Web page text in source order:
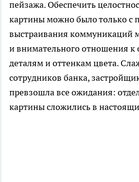
пейзажа. Обеспечить
картины можно было только
выстраивания коммуникаций
и внимательного отношения
деталям и оттенкам цвета.
сотрудников банка,
превзошла все ожидания:
картины сложились в